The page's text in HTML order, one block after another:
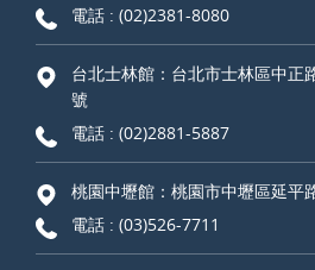
電話 : (02)2381-8080
台北士林館：台北市士林區中正
號
電話 : (02)2881-5887
桃園中壢館：桃園市中壢區延平
電話 : (03)526-7711